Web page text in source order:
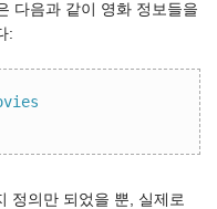
다음과 같이 영화 정보들을
:
정의만 되었을 뿐, 실제로